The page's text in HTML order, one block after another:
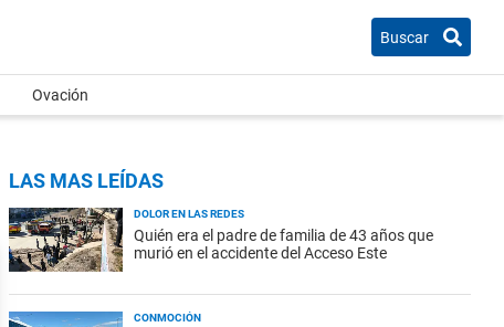
Buscar
Ovación
LAS MAS LEÍDAS
DOLOR EN LAS REDES
Quién era el padre de familia de 43 años que
murió en el accidente del Acceso Este
CONMOCIÓN